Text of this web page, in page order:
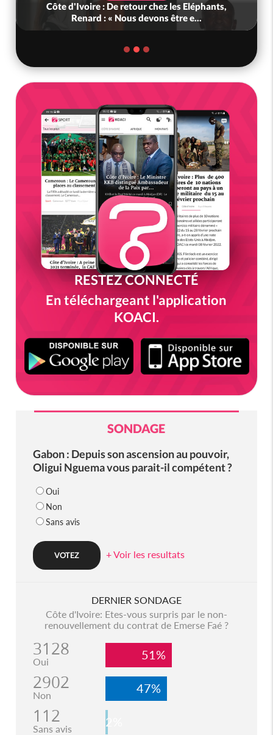
Côte d'Ivoire : De retour chez les Eléphants,
Renard : « Nous devons être e...
RESTEZ CONNECTÉ
En téléchargeant l'application
KOACI.
SONDAGE
Gabon : Depuis son ascension au pouvoir,
Oligui Nguema vous parait-il compétent ?
Oui
Non
Sans avis
+ Voir les resultats
DERNIER SONDAGE
Côte d'Ivoire: Etes-vous surpris par le non-
renouvellement du contrat de Emerse Faé ?
3128
Oui 51%
2902
Non 47%
112
Sans avis 2%